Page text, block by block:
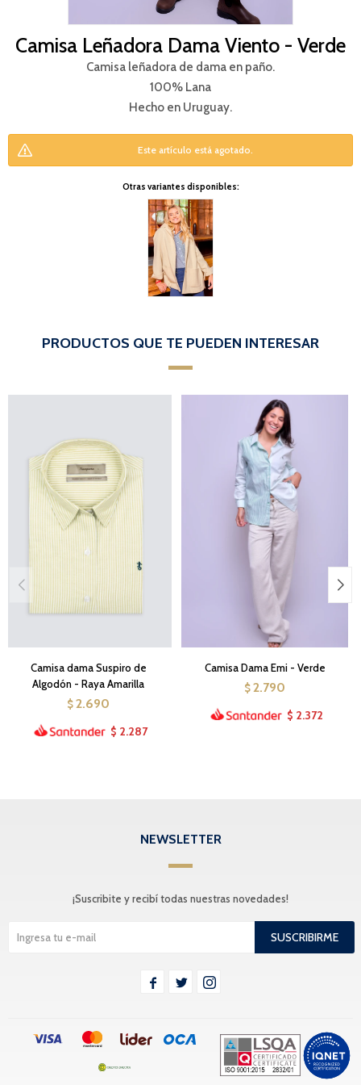
Camisa Leñadora Dama Viento - Verde
Camisa leñadora de dama en paño.
100% Lana
Hecho en Uruguay.
Este artículo está agotado.
Otras variantes disponibles:
PRODUCTOS QUE TE PUEDEN INTERESAR
Camisa dama Suspiro de
Algodón - Raya Amarilla
$ 2.690
$ 2.287
Camisa Dama Emi - Verde
$ 2.790
$ 2.372
NEWSLETTER
¡Suscribite y recibí todas nuestras novedades!
SUSCRIBIRME
  